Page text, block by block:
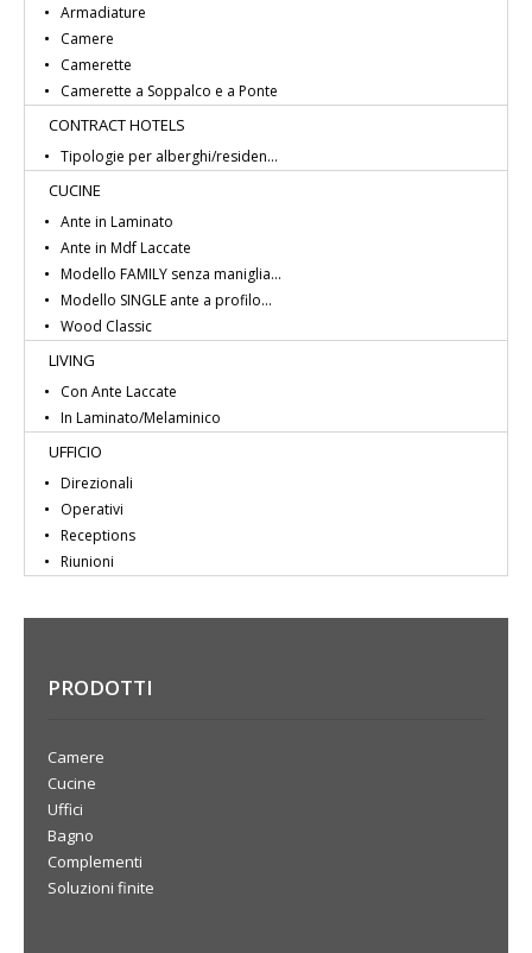
Armadiature
Camere
Camerette
Camerette a Soppalco e a Ponte
CONTRACT HOTELS
Tipologie per alberghi/residen...
CUCINE
Ante in Laminato
Ante in Mdf Laccate
Modello FAMILY senza maniglia...
Modello SINGLE ante a profilo...
Wood Classic
LIVING
Con Ante Laccate
In Laminato/Melaminico
UFFICIO
Direzionali
Operativi
Receptions
Riunioni
PRODOTTI
Camere
Cucine
Uffici
Bagno
Complementi
Soluzioni finite